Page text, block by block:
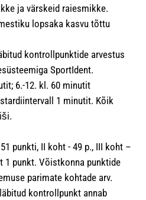
ja värskeid raiesmikke.
lopsaka kasvu tõttu
kontrollpunktide arvestus
SportIdent.
6.-12. kl. 60 minutit
1 minutit. Kõik
punkti, II koht - 49 p., III koht –
1 punkt. Võistkonna punktide
parimate kohtade arv.
kontrollpunkt annab